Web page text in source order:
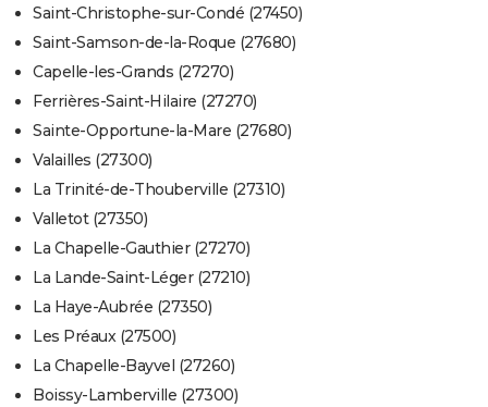
Saint-Christophe-sur-Condé (27450)
Saint-Samson-de-la-Roque (27680)
Capelle-les-Grands (27270)
Ferrières-Saint-Hilaire (27270)
Sainte-Opportune-la-Mare (27680)
Valailles (27300)
La Trinité-de-Thouberville (27310)
Valletot (27350)
La Chapelle-Gauthier (27270)
La Lande-Saint-Léger (27210)
La Haye-Aubrée (27350)
Les Préaux (27500)
La Chapelle-Bayvel (27260)
Boissy-Lamberville (27300)